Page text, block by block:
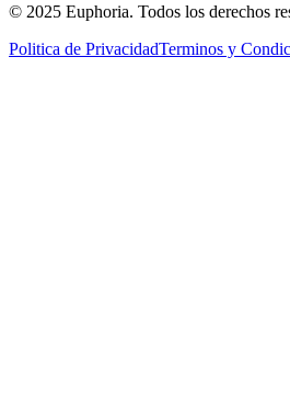
© 2025 Euphoria. Todos los derechos
Politica de PrivacidadTerminos y